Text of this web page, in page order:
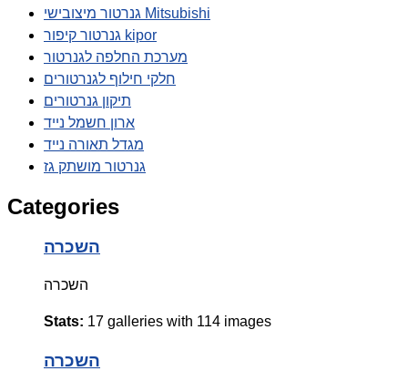
גנרטור מיצובישי Mitsubishi
גנרטור קיפור kipor
מערכת החלפה לגנרטור
חלקי חילוף לגנרטורים
תיקון גנרטורים
ארון חשמל נייד
מגדל תאורה נייד
גנרטור מושתק גז
Categories
השכרה
השכרה
Stats: 17 galleries with 114 images
השכרה